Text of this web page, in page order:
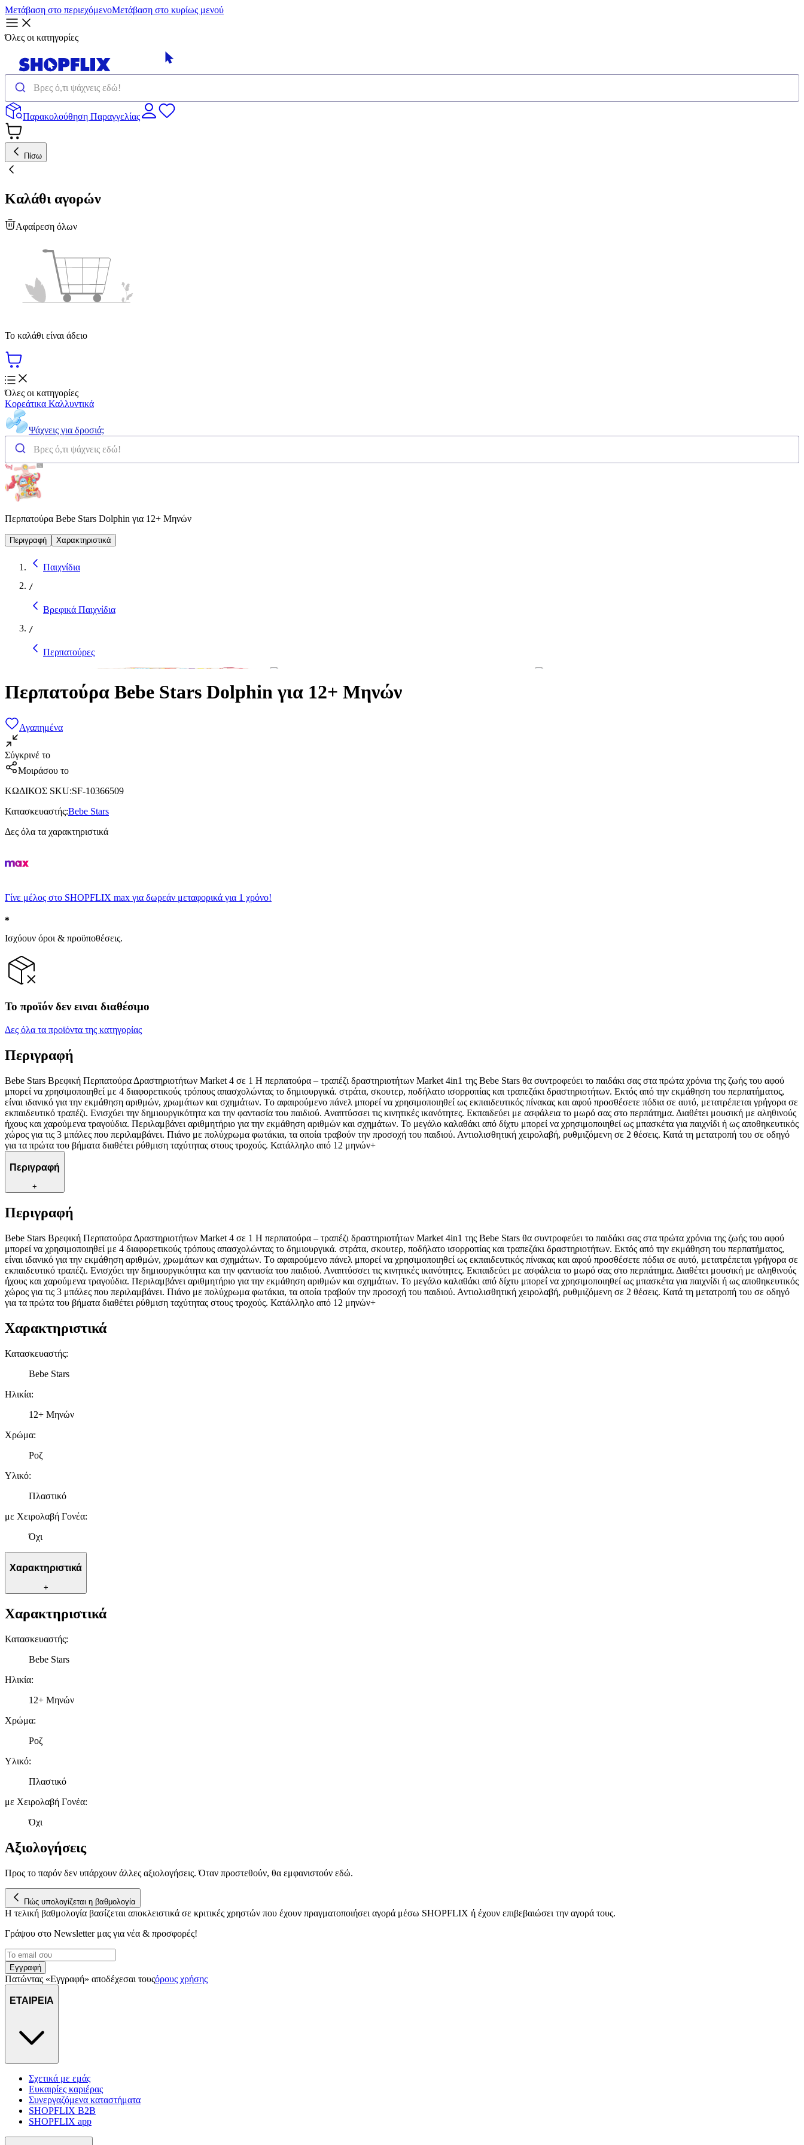
Μετάβαση στο περιεχόμενοΜετάβαση στο κυρίως μενού
Όλες οι κατηγορίες
Παρακολούθηση Παραγγελίας
Πίσω
Καλάθι αγορών
Αφαίρεση όλων
Το καλάθι είναι άδειο
Όλες οι κατηγορίες
Κορεάτικα Καλλυντικά
Ψάχνεις για δροσιά;
Περπατούρα Bebe Stars Dolphin για 12+ Μηνών
Περιγραφή Χαρακτηριστικά
Παιχνίδια
/
Βρεφικά Παιχνίδια
/
Περπατούρες
Περπατούρα Bebe Stars Dolphin για 12+ Μηνών
Αγαπημένα
Σύγκρινέ το
Μοιράσου το
ΚΩΔΙΚΟΣ SKU:SF-10366509
Κατασκευαστής:Bebe Stars
Δες όλα τα χαρακτηριστικά
Γίνε μέλος στο SHOPFLIX max για δωρεάν μεταφορικά για 1 χρόνο!
Ισχύουν όροι & προϋποθέσεις.
Το προϊόν δεν ειναι διαθέσιμο
Δες όλα τα προϊόντα της κατηγορίας
Περιγραφή
Bebe Stars Βρεφική Περπατούρα Δραστηριοτήτων Market 4 σε 1 Η περπατούρα – τραπέζι δραστηριοτήτων Market 4in1 της Bebe Stars θα συντροφεύει το παιδάκι σας στα πρώτα χρόνια της ζωής του αφού
μπορεί να χρησιμοποιηθεί με 4 διαφορετικούς τρόπους απασχολώντας το δημιουργικά. στράτα, σκουτερ, ποδήλατο ισορροπίας και τραπεζάκι δραστηριοτήτων. Εκτός από την εκμάθηση του περπατήματος,
είναι ιδανικό για την εκμάθηση αριθμών, χρωμάτων και σχημάτων. Tο αφαιρούμενο πάνελ μπορεί να χρησιμοποιηθεί ως εκπαιδευτικός πίνακας και αφού προσθέσετε πόδια σε αυτό, μετατρέπεται γρήγορα σε
εκπαιδευτικό τραπέζι. Ενισχύει την δημιουργικότητα και την φαντασία του παιδιού. Αναπτύσσει τις κινητικές ικανότητες. Εκπαιδεύει με ασφάλεια το μωρό σας στο περπάτημα. Διαθέτει μουσική με αληθινούς
ήχους και χαρούμενα τραγούδια. Περιλαμβάνει αριθμητήριο για την εκμάθηση αριθμών και σχημάτων. Το μεγάλο καλαθάκι από δίχτυ μπορεί να χρησιμοποιηθεί ως μπασκέτα για παιχνίδι ή ως αποθηκευτικός
χώρος για τις 3 μπάλες που περιλαμβάνει. Πιάνο με πολύχρωμα φωτάκια, τα οποία τραβούν την προσοχή του παιδιού. Αντιολισθητική χειρολαβή, ρυθμιζόμενη σε 2 θέσεις. Κατά τη μετατροπή του σε οδηγό
για τα πρώτα του βήματα διαθέτει ρύθμιση ταχύτητας στους τροχούς. Κατάλληλο από 12 μηνών+
Περιγραφή
+
Περιγραφή
Bebe Stars Βρεφική Περπατούρα Δραστηριοτήτων Market 4 σε 1 Η περπατούρα – τραπέζι δραστηριοτήτων Market 4in1 της Bebe Stars θα συντροφεύει το παιδάκι σας στα πρώτα χρόνια της ζωής του αφού
μπορεί να χρησιμοποιηθεί με 4 διαφορετικούς τρόπους απασχολώντας το δημιουργικά. στράτα, σκουτερ, ποδήλατο ισορροπίας και τραπεζάκι δραστηριοτήτων. Εκτός από την εκμάθηση του περπατήματος,
είναι ιδανικό για την εκμάθηση αριθμών, χρωμάτων και σχημάτων. Tο αφαιρούμενο πάνελ μπορεί να χρησιμοποιηθεί ως εκπαιδευτικός πίνακας και αφού προσθέσετε πόδια σε αυτό, μετατρέπεται γρήγορα σε
εκπαιδευτικό τραπέζι. Ενισχύει την δημιουργικότητα και την φαντασία του παιδιού. Αναπτύσσει τις κινητικές ικανότητες. Εκπαιδεύει με ασφάλεια το μωρό σας στο περπάτημα. Διαθέτει μουσική με αληθινούς
ήχους και χαρούμενα τραγούδια. Περιλαμβάνει αριθμητήριο για την εκμάθηση αριθμών και σχημάτων. Το μεγάλο καλαθάκι από δίχτυ μπορεί να χρησιμοποιηθεί ως μπασκέτα για παιχνίδι ή ως αποθηκευτικός
χώρος για τις 3 μπάλες που περιλαμβάνει. Πιάνο με πολύχρωμα φωτάκια, τα οποία τραβούν την προσοχή του παιδιού. Αντιολισθητική χειρολαβή, ρυθμιζόμενη σε 2 θέσεις. Κατά τη μετατροπή του σε οδηγό
για τα πρώτα του βήματα διαθέτει ρύθμιση ταχύτητας στους τροχούς. Κατάλληλο από 12 μηνών+
Χαρακτηριστικά
Κατασκευαστής:
Bebe Stars
Ηλικία:
12+ Μηνών
Χρώμα:
Ροζ
Υλικό:
Πλαστικό
με Χειρολαβή Γονέα:
Όχι
Χαρακτηριστικά
+
Χαρακτηριστικά
Κατασκευαστής:
Bebe Stars
Ηλικία:
12+ Μηνών
Χρώμα:
Ροζ
Υλικό:
Πλαστικό
με Χειρολαβή Γονέα:
Όχι
Αξιολογήσεις
Προς το παρόν δεν υπάρχουν άλλες αξιολογήσεις. Όταν προστεθούν, θα εμφανιστούν εδώ.
Πώς υπολογίζεται η βαθμολογία
Η τελική βαθμολογία βασίζεται αποκλειστικά σε κριτικές χρηστών που έχουν πραγματοποιήσει αγορά μέσω SHOPFLIX ή έχουν επιβεβαιώσει την αγορά τους.
Γράψου στο Νewsletter μας για νέα & προσφορές!
Εγγραφή
Πατώντας «Εγγραφή» αποδέχεσαι τουςόρους χρήσης
ΕΤΑΙΡΕΙΑ
Σχετικά με εμάς
Ευκαιρίες καριέρας
Συνεργαζόμενα καταστήματα
SHOPFLIX B2B
SHOPFLIX app